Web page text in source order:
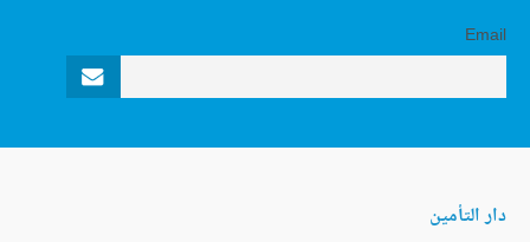
Email
دار التأمين